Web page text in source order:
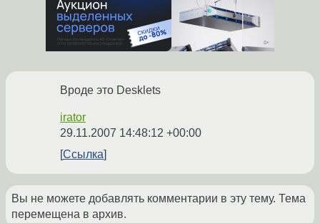
Вроде это Desklets
irator
29.11.2007 14:48:12 +00:00
Ссылка
Вы не можете добавлять комментарии в эту тему. Тема
перемещена в архив.